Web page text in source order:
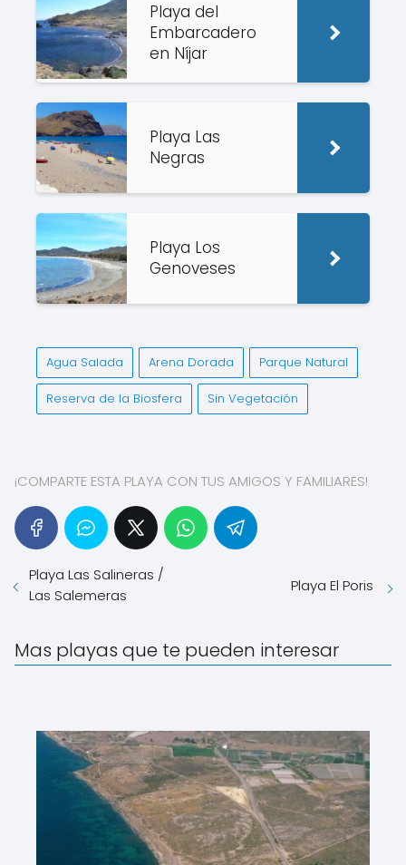
Playa del
Embarcadero
en Níjar
Playa Las
Negras
Playa Los
Genoveses
Agua Salada Arena Dorada Parque Natural
Reserva de la Biosfera Sin Vegetación
¡COMPARTE ESTA PLAYA CON TUS AMIGOS Y FAMILIARES!
Playa Las Salineras /
Las Salemeras
Playa El Poris
Mas playas que te pueden interesar